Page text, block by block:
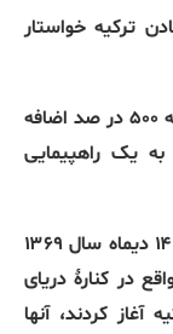
معادن ترکیه خواستار
۲۵۰ هزار کارگر معدن زغال سنگ در پی مطالبه ۵۰۰ در صد اضافه
یک راهپیمایی
بنا به گزارش خبرگزاری های خارجی روز جمعه ۱۴ دیماه سال ۱۳۶۹
در کنارهٔ دریای
آغاز کردند، آنها